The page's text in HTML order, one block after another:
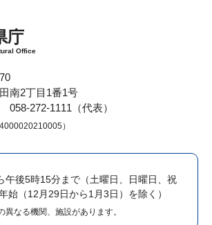
庁
Office
南2丁目1番1号
272-1111（代表）
）
午後5時15分まで （土曜日、日曜日、祝
始（12月29日から1月3日）を除く）
なる機関、施設があります。